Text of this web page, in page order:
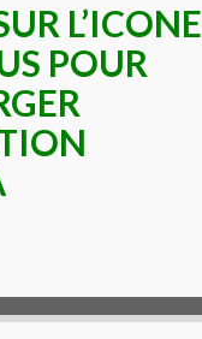
L’ICONE
POUR